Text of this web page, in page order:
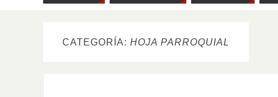
CATEGORÍA: HOJA PARROQUIAL